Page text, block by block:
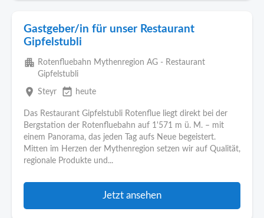
Gastgeber/in für unser Restaurant
Gipfelstubli
apartment Rotenfluebahn Mythenregion AG - Restaurant
Gipfelstubli
place Steyr event_available heute
Das Restaurant Gipfelstubli Rotenflue liegt direkt bei der
Bergstation der Rotenfluebahn auf 1'571 m ü. M. – mit
einem Panorama, das jeden Tag aufs Neue begeistert.
Mitten im Herzen der Mythenregion setzen wir auf Qualität,
regionale Produkte und...
Jetzt ansehen